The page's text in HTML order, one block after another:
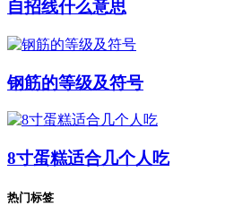
自招线什么意思
钢筋的等级及符号
8寸蛋糕适合几个人吃
热门标签